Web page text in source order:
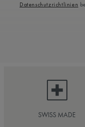
Datenschutzrichtlinien
SWISS MADE